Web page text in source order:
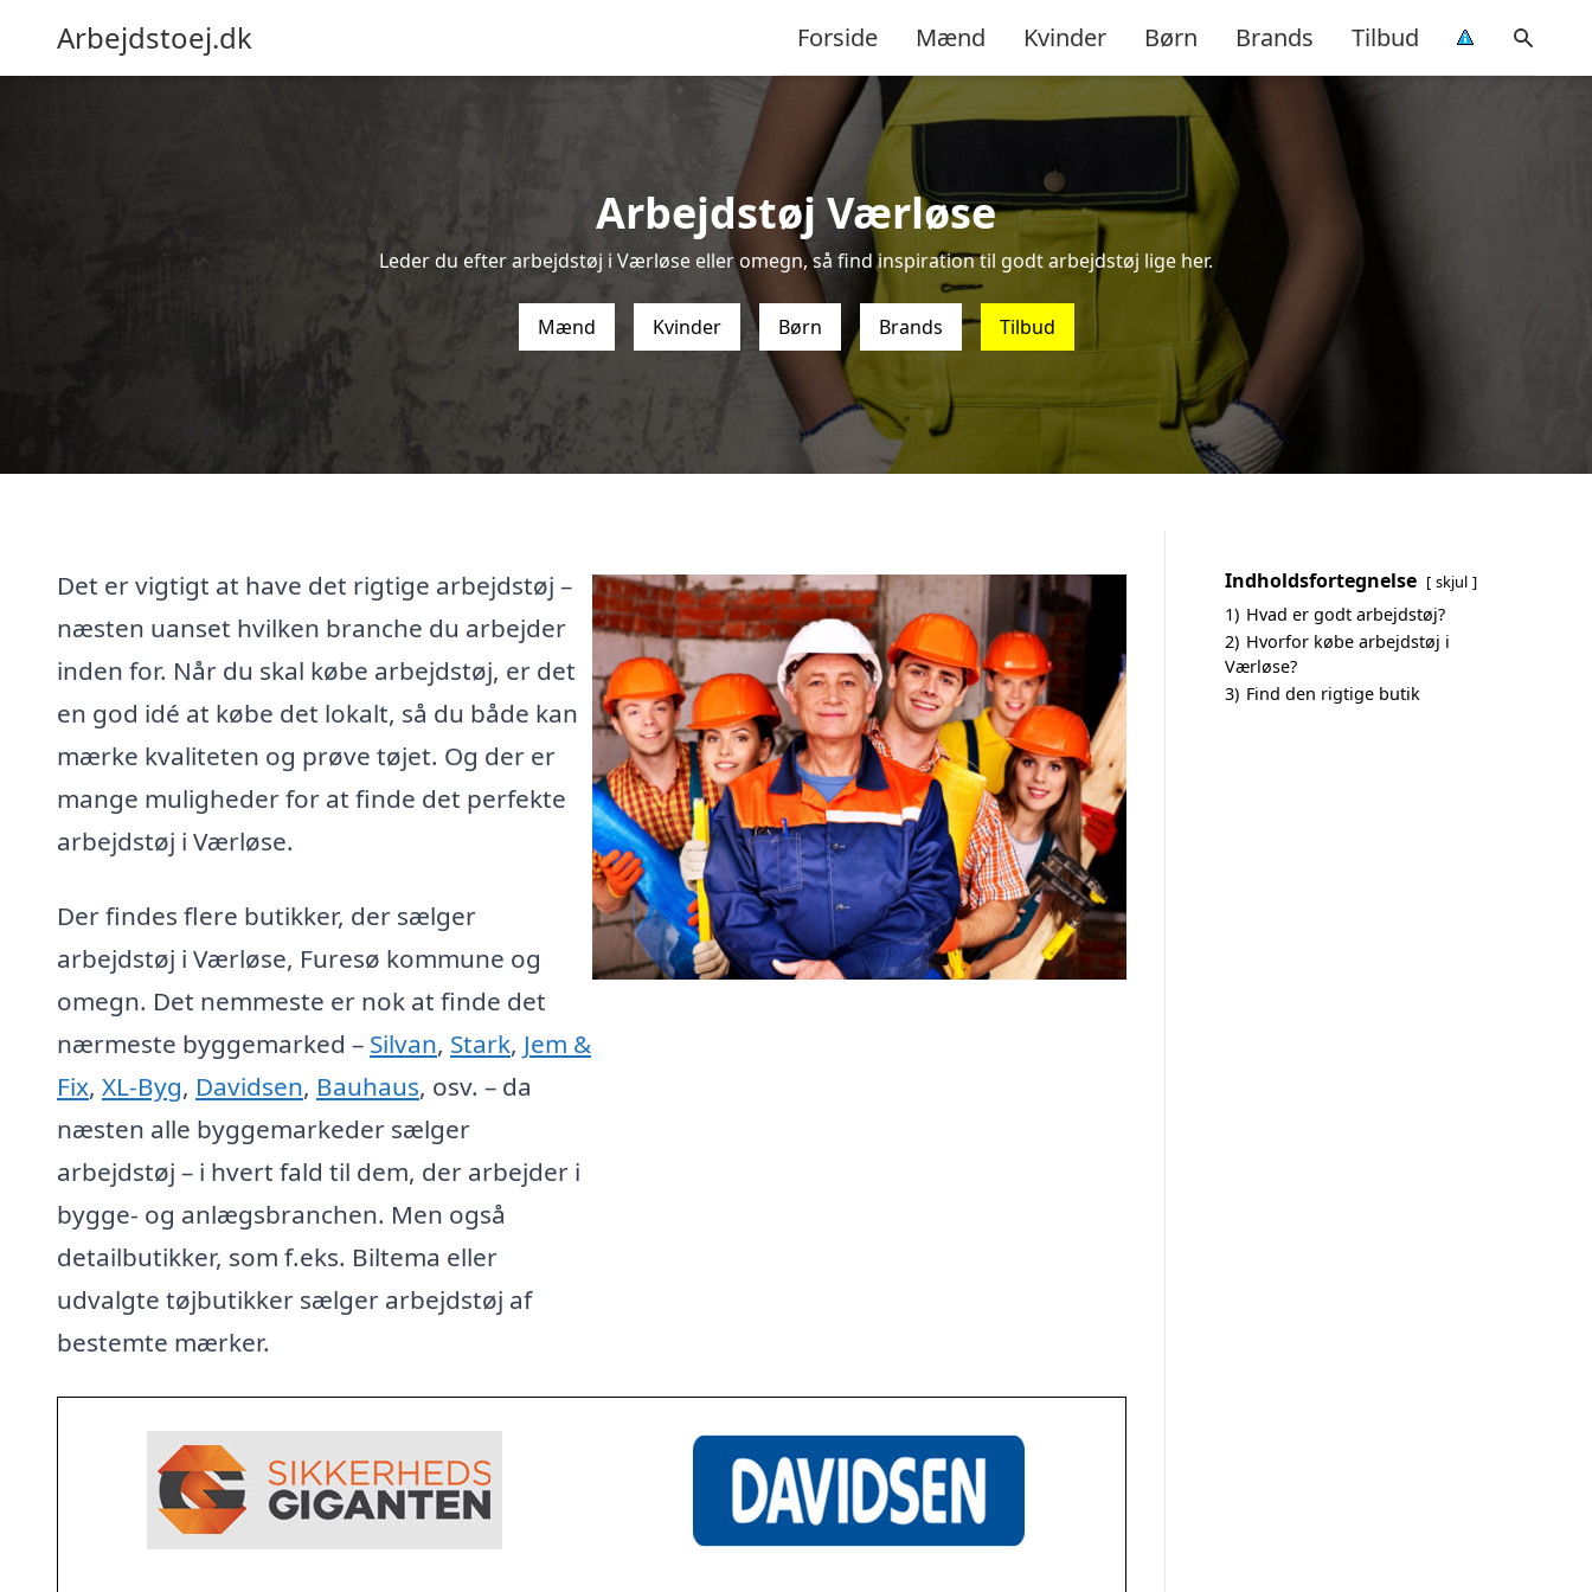
Arbejdstoej.dk Forside Mænd Kvinder Børn Brands Tilbud
Arbejdstøj Værløse
Leder du efter arbejdstøj i Værløse eller omegn, så find inspiration til godt arbejdstøj lige her.
Mænd Kvinder Børn Brands Tilbud
Det er vigtigt at have det rigtige arbejdstøj –
næsten uanset hvilken branche du arbejder
inden for. Når du skal købe arbejdstøj, er det
en god idé at købe det lokalt, så du både kan
mærke kvaliteten og prøve tøjet. Og der er
mange muligheder for at finde det perfekte
arbejdstøj i Værløse.
Der findes flere butikker, der sælger
arbejdstøj i Værløse, Furesø kommune og
omegn. Det nemmeste er nok at finde det
nærmeste byggemarked – Silvan, Stark, Jem &
Fix, XL-Byg, Davidsen, Bauhaus, osv. – da
næsten alle byggemarkeder sælger
arbejdstøj – i hvert fald til dem, der arbejder i
bygge- og anlægsbranchen. Men også
detailbutikker, som f.eks. Biltema eller
udvalgte tøjbutikker sælger arbejdstøj af
bestemte mærker.
Indholdsfortegnelse skjul
1) Hvad er godt arbejdstøj?
2) Hvorfor købe arbejdstøj i
Værløse?
3) Find den rigtige butik